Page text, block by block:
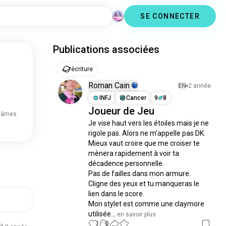
SE CONNECTER
Publications associées
écriture
Roman Cain EN 2 année
INFJ
Cancer 9 8
Joueur de Jeu
Je vise haut vers les étoiles mais je ne
rigole pas. Alors ne m'appelle pas DK.
Mieux vaut croire que me croiser te
mènera rapidement à voir ta
décadence personnelle.
Pas de failles dans mon armure.
Cligne des yeux et tu manqueras le
lien dans le score.
Mon stylet est comme une claymore
utilisée...
en savoir plus
1 0